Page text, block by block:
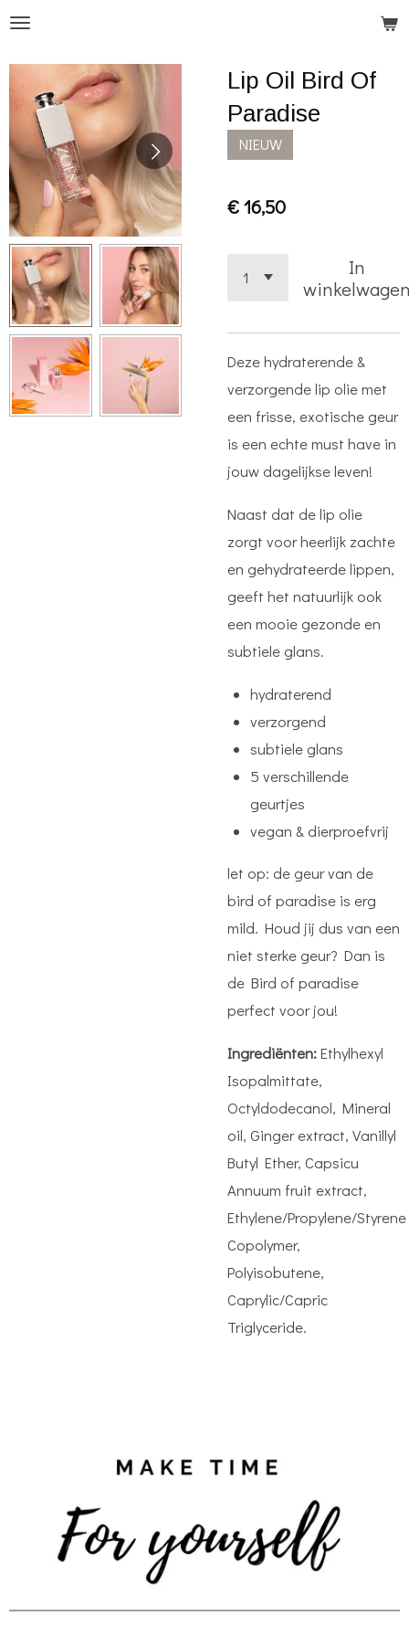
Ga
de
hoofdinhoud
Lip Oil Bird Of
Paradise
NIEUW
€ 16,50
In
Deze hydraterende &
verzorgende lip olie met
een frisse, exotische geur
is een echte must have in
jouw dagelijkse leven!
Naast dat de lip olie
zorgt voor heerlijk zachte
en gehydrateerde lippen,
geeft het natuurlijk ook
een mooie gezonde en
subtiele glans.
hydraterend
verzorgend
subtiele glans
5 verschillende
geurtjes
vegan & dierproefvrij
let op: de geur van de
bird of paradise is erg
mild. Houd jij dus van een
niet sterke geur? Dan is
de Bird of paradise
perfect voor jou!
Ingrediënten:Ethylhexyl
Isopalmittate,
Octyldodecanol, Mineral
oil, Ginger extract, Vanillyl
Butyl Ether, Capsicu
Annuum fruit extract,
Ethylene/Propylene/Styrene
Copolymer,
Polyisobutene,
Caprylic/Capric
Triglyceride.